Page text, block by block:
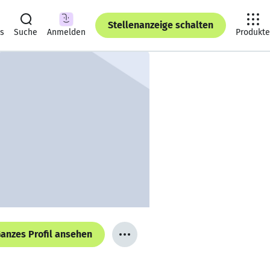
Suche Anmelden
Stellenanzeige schalten
Produkte
Profil ansehen